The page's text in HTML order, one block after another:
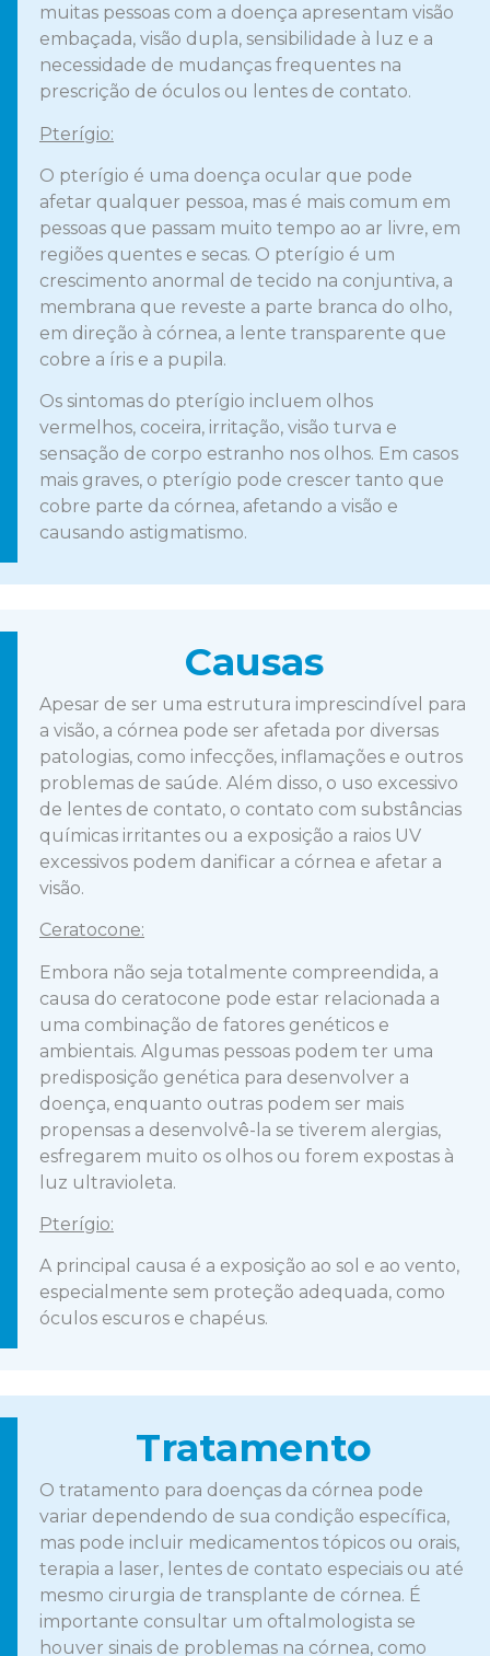
muitas pessoas com a doença apresentam visão
embaçada, visão dupla, sensibilidade à luz e a
necessidade de mudanças frequentes na
prescrição de óculos ou lentes de contato.
Pterígio:
O pterígio é uma doença ocular que pode
afetar qualquer pessoa, mas é mais comum em
pessoas que passam muito tempo ao ar livre, em
regiões quentes e secas. O pterígio é um
crescimento anormal de tecido na conjuntiva, a
membrana que reveste a parte branca do olho,
em direção à córnea, a lente transparente que
cobre a íris e a pupila.
Os sintomas do pterígio incluem olhos
vermelhos, coceira, irritação, visão turva e
sensação de corpo estranho nos olhos. Em casos
mais graves, o pterígio pode crescer tanto que
cobre parte da córnea, afetando a visão e
causando astigmatismo.
Causas
Apesar de ser uma estrutura imprescindível para
a visão, a córnea pode ser afetada por diversas
patologias, como infecções, inflamações e outros
problemas de saúde. Além disso, o uso excessivo
de lentes de contato, o contato com substâncias
químicas irritantes ou a exposição a raios UV
excessivos podem danificar a córnea e afetar a
visão.
Ceratocone:
Embora não seja totalmente compreendida, a
causa do ceratocone pode estar relacionada a
uma combinação de fatores genéticos e
ambientais. Algumas pessoas podem ter uma
predisposição genética para desenvolver a
doença, enquanto outras podem ser mais
propensas a desenvolvê-la se tiverem alergias,
esfregarem muito os olhos ou forem expostas à
luz ultravioleta.
Pterígio:
A principal causa é a exposição ao sol e ao vento,
especialmente sem proteção adequada, como
óculos escuros e chapéus.
Tratamento
O tratamento para doenças da córnea pode
variar dependendo de sua condição específica,
mas pode incluir medicamentos tópicos ou orais,
terapia a laser, lentes de contato especiais ou até
mesmo cirurgia de transplante de córnea. É
importante consultar um oftalmologista se
houver sinais de problemas na córnea, como